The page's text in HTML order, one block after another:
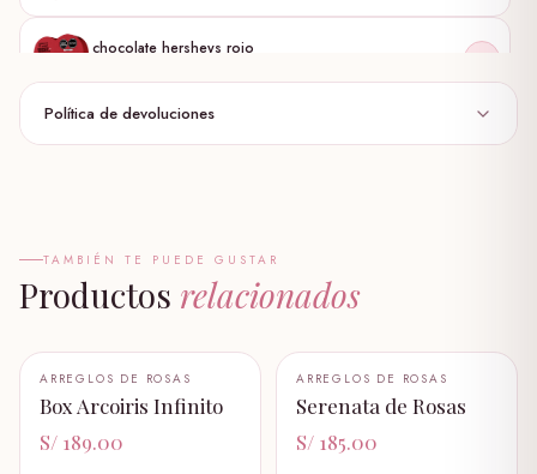
chocolate hersheys rojo
pack capibara
garfiel
S/ 89.00
Política de devoluciones
TAMBIÉN TE PUEDE GUSTAR
Productos relacionados
+ AÑADIR AL CARRITO
ARREGLOS DE ROSAS
Box Arcoiris Infinito
S/ 189.00
+ AÑADIR AL CARRITO
ARREGLOS DE ROSAS
Serenata de Rosas
S/ 185.00